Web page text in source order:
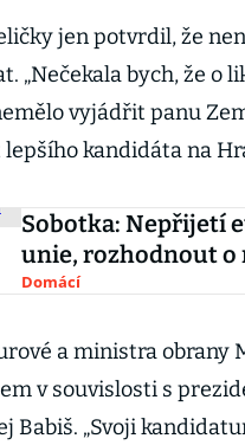
jen potvrdil, že
„Nečekala bych, že o
vyjádřit panu
kandidáta na
Sobotka: Nepřijetí
unie, rozhodnout o
Domácí
a ministra obrany
v souvislosti s
Babiš. „Svoji